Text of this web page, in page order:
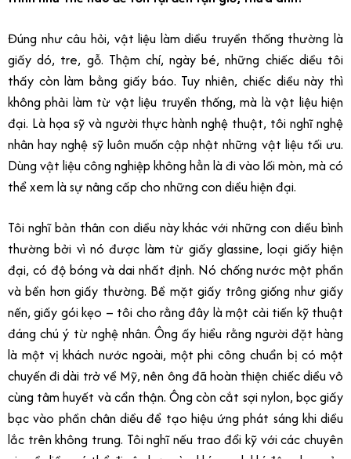
Đúng như câu hỏi, vật liệu làm diều truyền thống thường là
giấy dó, tre, gỗ. Thậm chí, ngày bé, những chiếc diều tôi
thấy còn làm bằng giấy báo. Tuy nhiên, chiếc diều này thì
không phải làm từ vật liệu truyền thống, mà là vật liệu hiện
đại. Là họa sỹ và người thực hành nghệ thuật, tôi nghĩ nghệ
nhân hay nghệ sỹ luôn muốn cập nhật những vật liệu tối ưu.
Dùng vật liệu công nghiệp không hẳn là đi vào lối mòn, mà có
thể xem là sự nâng cấp cho những con diều hiện đại.
Tôi nghĩ bản thân con diều này khác với những con diều bình
thường bởi vì nó được làm từ giấy glassine, loại giấy hiện
đại, có độ bóng và dai nhất định. Nó chống nước một phần
và bền hơn giấy thường. Bề mặt giấy trông giống như giấy
nến, giấy gói kẹo – tôi cho rằng đây là một cải tiến kỹ thuật
đáng chú ý từ nghệ nhân. Ông ấy hiểu rằng người đặt hàng
là một vị khách nước ngoài, một phi công chuẩn bị có một
chuyến đi dài trở về Mỹ, nên ông đã hoàn thiện chiếc diều vô
cùng tâm huyết và cẩn thận. Ông còn cắt sợi nylon, bọc giấy
bạc vào phần chân diều để tạo hiệu ứng phát sáng khi diều
lắc trên không trung. Tôi nghĩ nếu trao đổi kỹ với các chuyên